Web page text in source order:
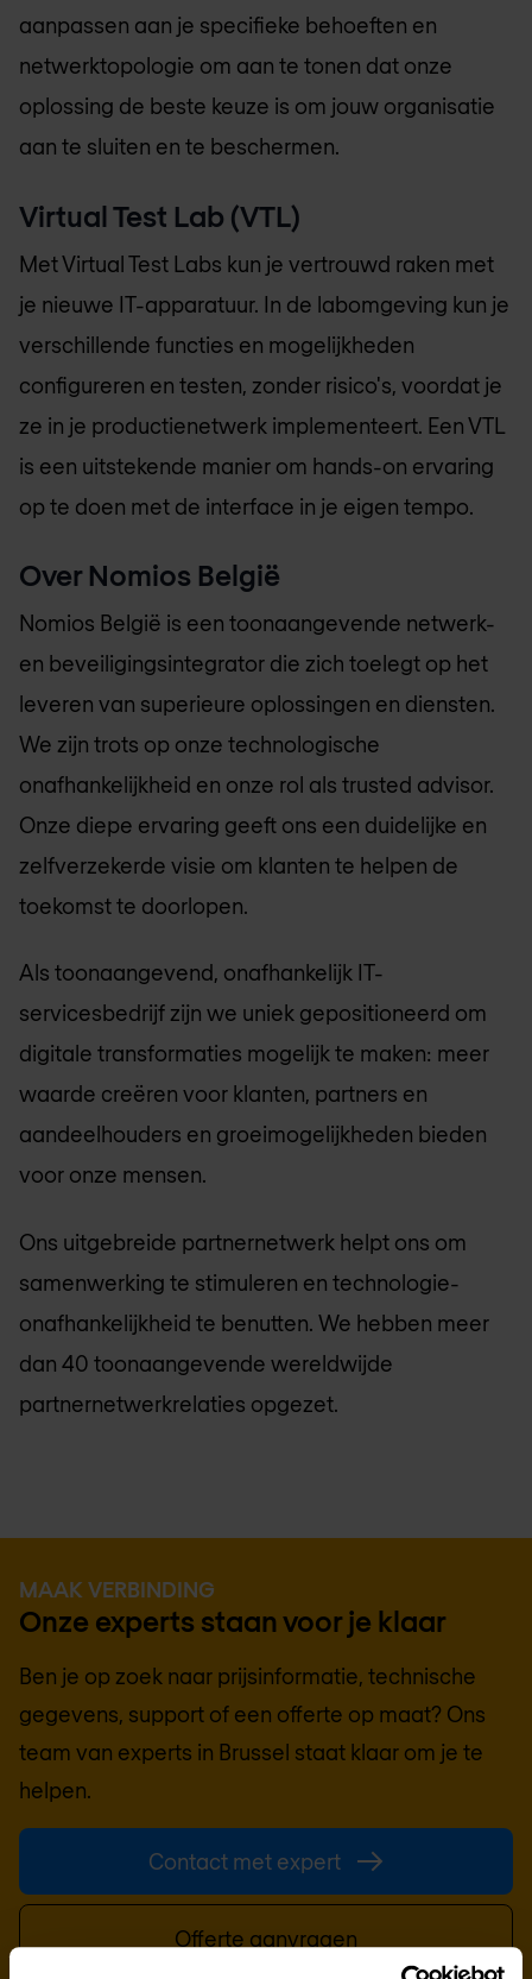
aanpassen aan je specifieke behoeften en
netwerktopologie om aan te tonen dat onze
oplossing de beste keuze is om jouw organisatie
aan te sluiten en te beschermen.
Virtual Test Lab (VTL)
Met Virtual Test Labs kun je vertrouwd raken met
je nieuwe IT-apparatuur. In de labomgeving kun je
verschillende functies en mogelijkheden
configureren en testen, zonder risico's, voordat je
ze in je productienetwerk implementeert. Een VTL
is een uitstekende manier om hands-on ervaring
op te doen met de interface in je eigen tempo.
Over Nomios België
Nomios België is een toonaangevende netwerk-
en beveiligingsintegrator die zich toelegt op het
leveren van superieure oplossingen en diensten.
We zijn trots op onze technologische
onafhankelijkheid en onze rol als trusted advisor.
Onze diepe ervaring geeft ons een duidelijke en
zelfverzekerde visie om klanten te helpen de
toekomst te doorlopen.
Als toonaangevend, onafhankelijk IT-
servicesbedrijf zijn we uniek gepositioneerd om
digitale transformaties mogelijk te maken: meer
waarde creëren voor klanten, partners en
aandeelhouders en groeimogelijkheden bieden
voor onze mensen.
Ons uitgebreide partnernetwerk helpt ons om
samenwerking te stimuleren en technologie-
onafhankelijkheid te benutten. We hebben meer
dan 40 toonaangevende wereldwijde
partnernetwerkrelaties opgezet.
MAAK VERBINDING
Onze experts staan voor je klaar
Ben je op zoek naar prijsinformatie, technische
gegevens, support of een offerte op maat? Ons
team van experts in Brussel staat klaar om je te
helpen.
Contact met expert
Offerte aanvragen